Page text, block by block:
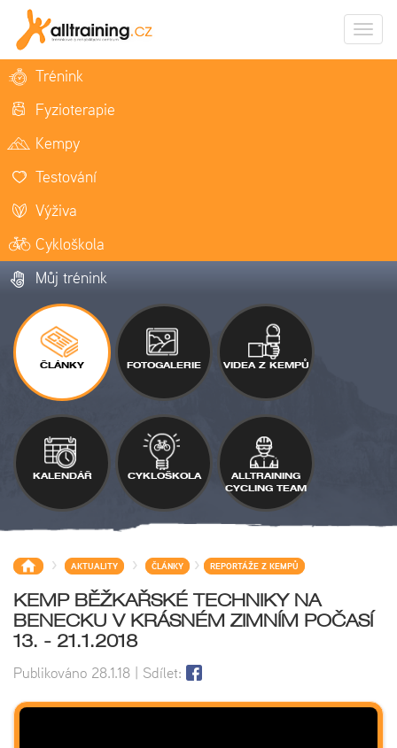
Trénink
Fyzioterapie
Kempy
Testování
Výživa
Cykloškola
Můj trénink
ČLÁNKY FOTOGALERIE VIDEA Z KEMPŮ
KALENDÁŘ CYKLOŠKOLA
ALLTRAINING
CYCLING TEAM
> AKTUALITY > ČLÁNKY > REPORTÁŽE Z KEMPŮ
KEMP BĚŽKAŘSKÉ TECHNIKY NA
BENECKU V KRÁSNÉM ZIMNÍM POČASÍ
13. - 21.1.2018
Publikováno 28.1.18 | Sdílet: